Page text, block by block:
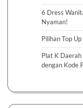
6 Dress
Nyaman!
Pilihan Top
Plat K
dengan Kode